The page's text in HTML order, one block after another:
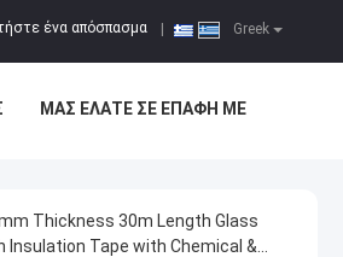
Greek
ένα απόσπασμα
ΜΑΣ ΕΛΆΤΕ ΣΕ ΕΠΑΦΉ ΜΕ
Thickness 30m Length Glass
Insulation Tape with Chemical &